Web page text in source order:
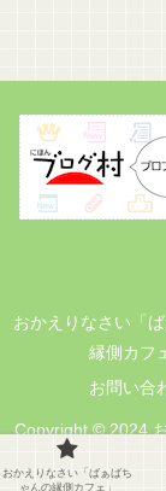
おかえりなさい「
縁側カフ
お問い合
Copyright © 2024
代の暮
おかえりなさい「ばぁばち
ゃんの縁側カフェ」